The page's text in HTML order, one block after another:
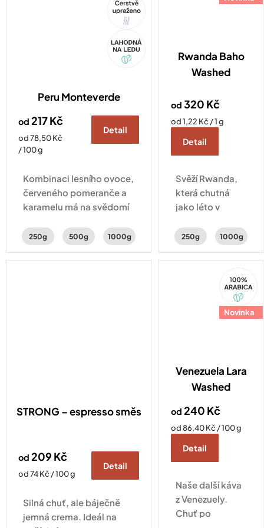
Peru Monteverde
od 217 Kč
Měrná
cena:
od 78,50 Kč
/ 100 g
Detail
Kombinaci lesního ovoce,
červeného pomeranče a
karamelu má na svědomí
Odborník, od kterého se
250g 500g 1000g
Rwanda Baho
Washed
od 320 Kč
Měrná
od 1,22 Kč / 1 g
Detail
Svěží Rwanda,
která chutná
jako léto v
se v ní šťavnatá
pomeranč a
jemný karamel.
250g 1000g
STRONG – espresso směs
od 209 Kč
Měrná
od 74 Kč / 100 g
Detail
Silná chuť, ale báječně
jemná crema. Ideál na
Novinka
Arabica
Venezuela Lara
Washed
od 240 Kč
Měrná
od 86,40 Kč / 100 g
Detail
Naše další káva
z Venezuely.
Chuť po